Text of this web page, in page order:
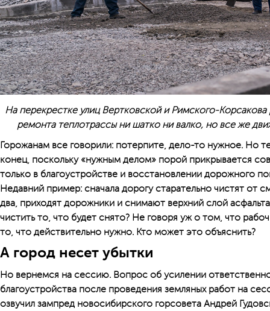
На перекрестке улиц Вертковской и Римского-
ремонта теплотрассы ни шатко ни валко, но все же
Горожанам все говорили: потерпите, дело-то нужное. Но
конец, поскольку «нужным делом» порой прикрывается
только в благоустройстве и восстановлении дорожного
Недавний пример: сначала дорогу старательно чистят от
два, приходят дорожники и снимают верхний слой
чистить то, что будет снято? Не говоря уж о том, что
то, что действительно нужно. Кто может это объяснить?
А город несет убытки
Но вернемся на сессию. Вопрос об усилении
благоустройства после проведения земляных работ на
озвучил зампред новосибирского горсовета Андрей